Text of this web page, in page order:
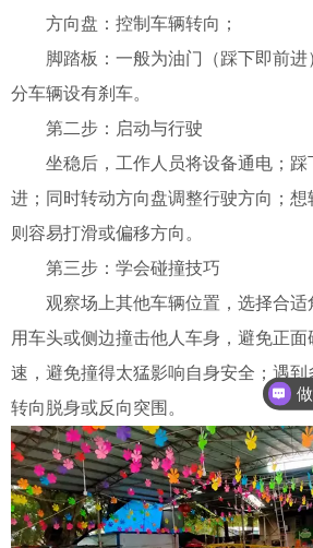
方向盘：控制车辆转向；
脚踏板：一般为油门（踩下即前
分车辆设有刹车。
第二步：启动与行驶
坐稳后，工作人员将设备通电； 踩
进； 同时转动方向盘调整行驶方向； 想
则容易打滑或偏移方向。
第三步：学会碰撞技巧
观察场上其他车辆位置，选择合适
用车头或侧边撞击他人车身，避免正面
速，避免撞得太猛影响自身安全； 遇到
转向脱身或反向突围。